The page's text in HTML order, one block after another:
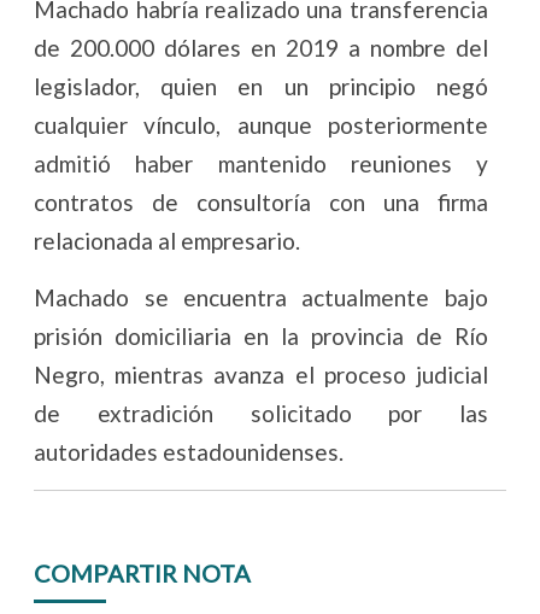
Machado habría realizado una transferencia
de 200.000 dólares en 2019 a nombre del
legislador, quien en un principio negó
cualquier vínculo, aunque posteriormente
admitió haber mantenido reuniones y
contratos de consultoría con una firma
relacionada al empresario.
Machado se encuentra actualmente bajo
prisión domiciliaria en la provincia de Río
Negro, mientras avanza el proceso judicial
de extradición solicitado por las
autoridades estadounidenses.
COMPARTIR NOTA